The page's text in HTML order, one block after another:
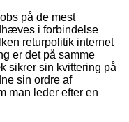
på de mest
i forbindelse
returpolitik internet
er det på samme
sikrer sin kvittering på
sin ordre af
man leder efter en